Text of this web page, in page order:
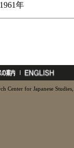
年
Center for Japanese